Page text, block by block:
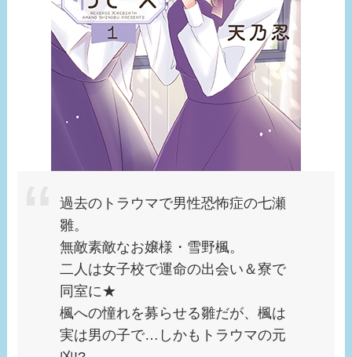
過去のトラウマで男性恐怖症の七瀬
雛。
無敵素敵なお嬢様・雪野楓。
二人は女子校で運命の出会い＆寮で
同室に★
楓への憧れを募らせる雛だが、楓は
実は男の子で…しかもトラウマの元